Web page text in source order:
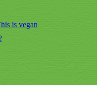
is vegan